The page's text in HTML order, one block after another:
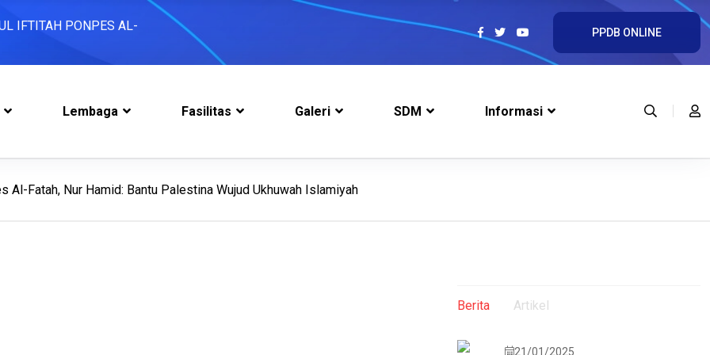
IFTITAH PONPES AL-
di Ponpes Al-Fatah
Hamid: Bantu Palestina
Unggul dengan Al-
PPDB ONLINE
Lembaga Fasilitas Galeri SDM Informasi
Al-Fatah, Nur Hamid: Bantu Palestina Wujud Ukhuwah Islamiyah
Berita Artikel
21/01/2025